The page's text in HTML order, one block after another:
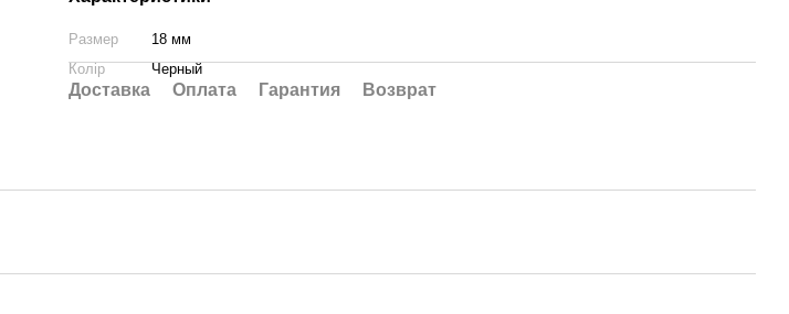
Размер
18 мм
Колір
Черный
Доставка Оплата Гарантия Возврат